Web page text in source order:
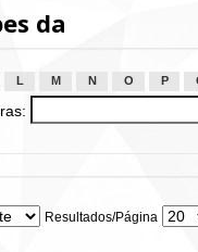
da
L M N O P
Resultados/Página